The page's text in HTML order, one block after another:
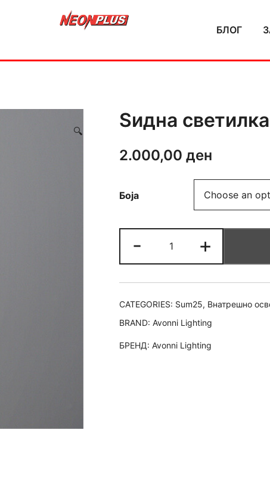
БЛОГ
🔍 Ѕидна
2.000,00 ден
Боја
-
светилка
AV
Norrie
quantity
+
CATEGORIES: Sum25, Внатрешно
BRAND: Avonni Lighting
БРЕНД: Avonni Lighting